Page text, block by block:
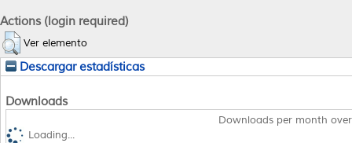
Actions (login required)
Ver elemento
Descargar estadísticas
Downloads
Downloads per month
Loading...